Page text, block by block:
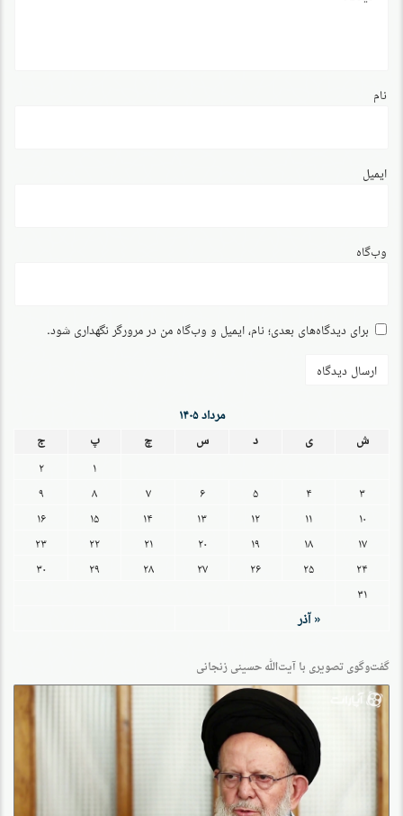
نام
ایمیل
وب‌گاه
برای دیدگاه‌های بعدی؛ نام، ایمیل و وب‌گاه من در مرورگر نگهداری شود.
مرداد ۱۴۰۵
ش
ی د س چ پ
ج
۱
۲
۳
۴ ۵ ۶ ۷ ۸
۹
۱۰
۱۱ ۱۲ ۱۳ ۱۴ ۱۵
۱۶
۱۷
۱۸ ۱۹ ۲۰ ۲۱ ۲۲
۲۳
۲۴
۲۵ ۲۶ ۲۷ ۲۸ ۲۹
۳۰
۳۱
« آذر
گفت‌وگو‌ی تصویری با آیت‌الله حسینی زنجانی